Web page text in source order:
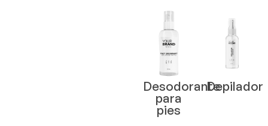
Desodorante
para
pies
Depilador